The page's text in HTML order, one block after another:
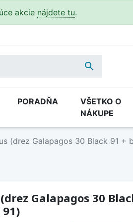
akcie nájdete tu.

PORADŇA
VŠETKO O
NÁKUPE
(drez Galapagos 30 Black 91 +
Galapagos 30